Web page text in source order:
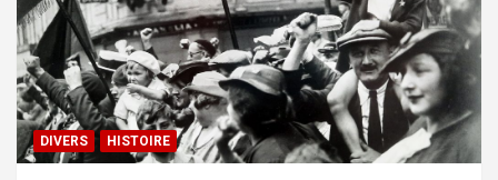
DIVERS HISTOIRE